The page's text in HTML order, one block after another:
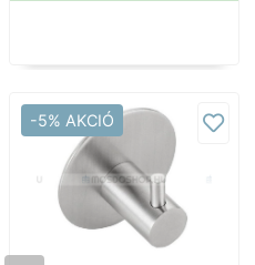
-5% AKCIÓ